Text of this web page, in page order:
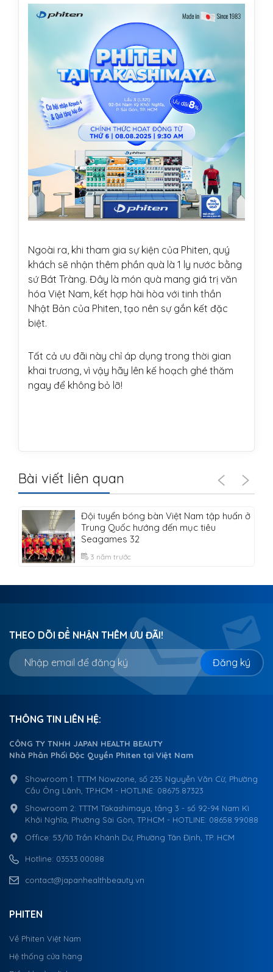
Ngoài ra, khi tham gia sự kiện của Phiten, quý
khách sẽ nhận thêm phần quà là 1 ly nước bằng
sứ Bát Tràng. Đây là món quà mang giá trị văn
hóa Việt Nam, kết hợp hài hòa với tinh thần
Nhật Bản của Phiten, tạo nên sự gắn kết đặc
biệt.
Tất cả ưu đãi này chỉ áp dụng trong thời gian
khai trương, vì vậy hãy lên kế hoạch ghé thăm
ngay để không bỏ lỡ!
Bài viết liên quan
Đội tuyển bóng bàn Việt Nam tập huấn ở
Trung Quốc hướng đến mục tiêu
Seagames 32
3 năm trước
THEO DÕI ĐỂ NHẬN THÊM ƯU ĐÃI!
Đăng ký
THÔNG TIN LIÊN HỆ:
CÔNG TY TNHH JAPAN HEALTH BEAUTY
Nhà Phân Phối Độc Quyền Phiten tại Việt Nam
Showroom 1: TTTM Nowzone, số 235 Nguyễn Văn Cừ, Phường
Cầu Ông Lãnh, TP.HCM - HOTLINE: 08675.87323
Showroom 2: TTTM Takashimaya, tầng 3 - số 92-94 Nam Kì
Khởi Nghĩa, Phường Sài Gòn, TP.HCM - HOTLINE: 08658.99088
Office: 53/10 Trần Khánh Dư, Phường Tân Định, TP. HCM
Hotline: 03533.00088
contact@japanhealthbeauty.vn
PHITEN
Về Phiten Việt Nam
Hệ thống cửa hàng